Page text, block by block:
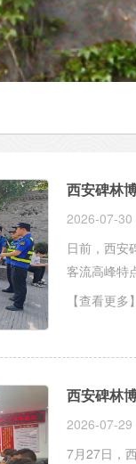
西安碑林
2026-07-30
日前，西安
客流高峰特
【查看更多】
西安碑林
2026-07-29
7月27日，